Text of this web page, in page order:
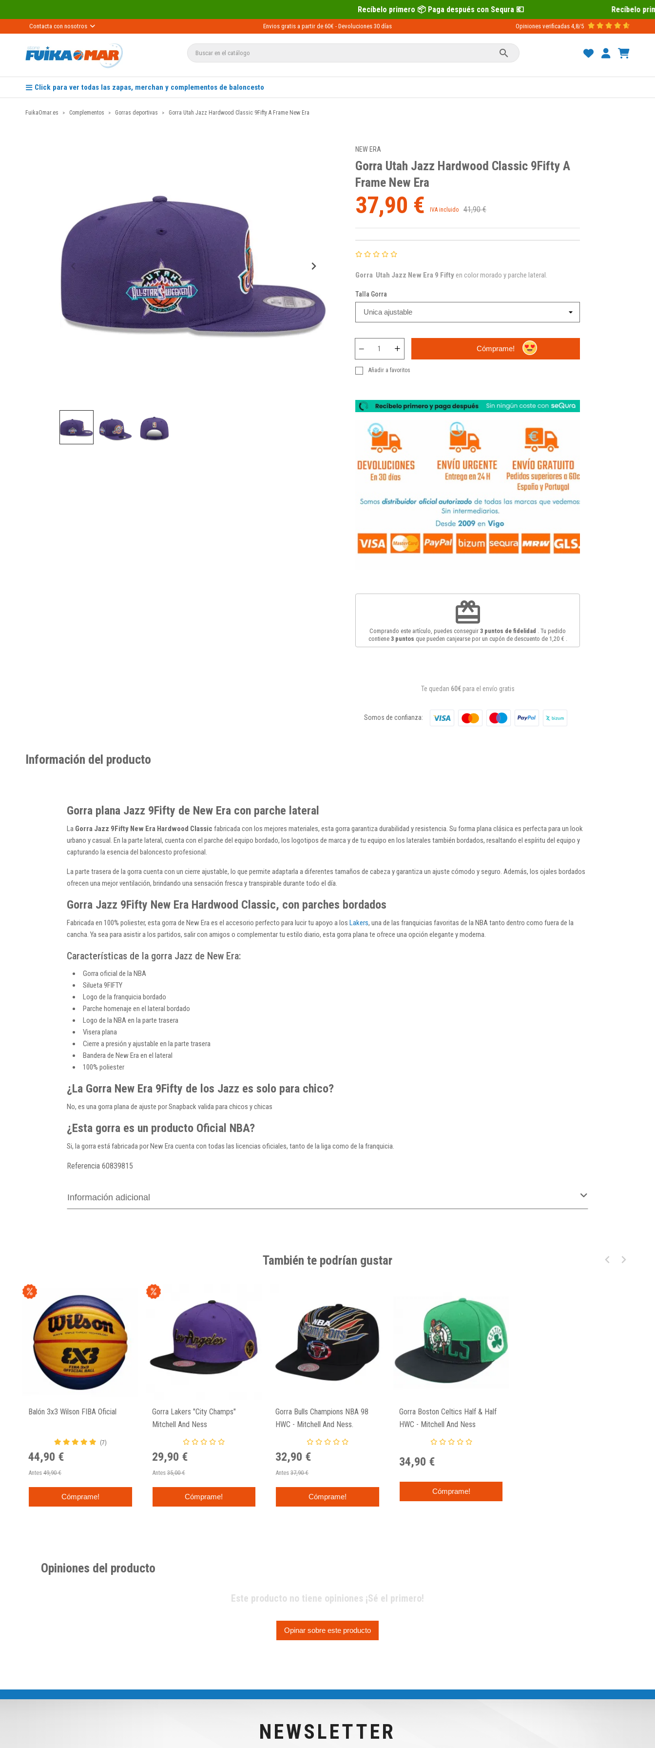
Recíbelo primero 📦 Paga después con Sequra 💶 Recíbelo primero 📦 Paga después con
Contacta con nosotros Envios gratis a partir de 60€ - Devoluciones 30 días Opiniones verificadas 4,8/5

Click para ver todas las zapas, merchan y complementos de baloncesto
FuikaOmar.es Complementos Gorras deportivas Gorra Utah Jazz Hardwood Classic 9Fifty A Frame New Era
NEW ERA
Gorra Utah Jazz Hardwood Classic 9Fifty A
Frame New Era
37,90 € IVA incluido 41,90 €
Gorra Utah Jazz New Era 9 Fifty en color morado y parche lateral.
Talla Gorra
Cómprame!
Añadir a favoritos
redeem
Comprando este artículo, puedes conseguir 3 puntos de fidelidad . Tu pedido
contiene 3puntos que pueden canjearse por un cupón de descuento de 1,20 €
Te quedan 60€para el envío gratis
Somos de confianza:
Información del producto
Gorra plana Jazz 9Fifty de New Era con parche lateral
La Gorra Jazz 9Fifty New Era Hardwood Classic fabricada con los mejores materiales, esta gorra garantiza durabilidad y resistencia. Su forma plana clásica es perfecta para un look
urbano y casual. En la parte lateral, cuenta con el parche del equipo bordado, los logotipos de marca y de tu equipo en los laterales también bordados, resaltando el espíritu del equipo y
capturando la esencia del baloncesto profesional.
La parte trasera de la gorra cuenta con un cierre ajustable, lo que permite adaptarla a diferentes tamaños de cabeza y garantiza un ajuste cómodo y seguro. Además, los ojales bordados
ofrecen una mejor ventilación, brindando una sensación fresca y transpirable durante todo el día.
Gorra Jazz 9Fifty New Era Hardwood Classic, con parches bordados
Fabricada en 100% poliester, esta gorra de New Era es el accesorio perfecto para lucir tu apoyo a los Lakers, una de las franquicias favoritas de la NBA tanto dentro como fuera de la
cancha. Ya sea para asistir a los partidos, salir con amigos o complementar tu estilo diario, esta gorra plana te ofrece una opción elegante y moderna.
Características de la gorra Jazz de New Era:
Gorra oficial de la NBA
Silueta 9FIFTY
Logo de la franquicia bordado
Parche homenaje en el lateral bordado
Logo de la NBA en la parte trasera
Visera plana
Cierre a presión y ajustable en la parte trasera
Bandera de New Era en el lateral
100% poliester
¿La Gorra New Era 9Fifty de los Jazz es solo para chico?
No, es una gorra plana de ajuste por Snapback valida para chicos y chicas
¿Esta gorra es un producto Oficial NBA?
Si, la gorra está fabricada por New Era cuenta con todas las licencias oficiales, tanto de la liga como de la franquicia.
Referencia 60839815
Información adicional
También te podrían gustar
Balón 3x3 Wilson FIBA Oficial
(7)
44,90 €
Antes 49,90 €
Cómprame!
Gorra Lakers "City Champs"
Mitchell And Ness
29,90 €
Antes 35,00 €
Cómprame!
Gorra Bulls Champions NBA 98
HWC - Mitchell And Ness.
32,90 €
Antes 37,90 €
Cómprame!
Gorra Boston Celtics Half & Half
HWC - Mitchell And Ness
34,90 €
Cómprame!
Opiniones del producto
Este producto no tiene opiniones ¡Sé el primero!
Opinar sobre este producto
NEWSLETTER